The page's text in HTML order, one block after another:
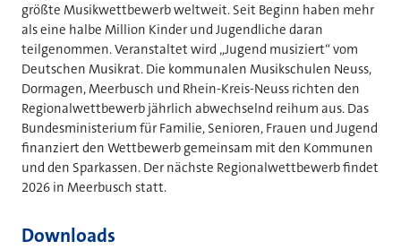
größte Musikwettbewerb weltweit. Seit Beginn haben mehr
als eine halbe Million Kinder und Jugendliche daran
teilgenommen. Veranstaltet wird „Jugend musiziert“ vom
Deutschen Musikrat. Die kommunalen Musikschulen Neuss,
Dormagen, Meerbusch und Rhein-Kreis-Neuss richten den
Regionalwettbewerb jährlich abwechselnd reihum aus. Das
Bundesministerium für Familie, Senioren, Frauen und Jugend
finanziert den Wettbewerb gemeinsam mit den Kommunen
und den Sparkassen. Der nächste Regionalwettbewerb findet
2026 in Meerbusch statt.
Downloads